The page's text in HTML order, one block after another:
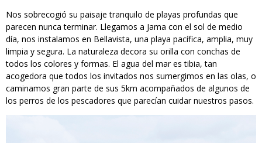
Nos sobrecogió su paisaje tranquilo de playas profundas que
parecen nunca terminar. Llegamos a Jama con el sol de medio
día, nos instalamos en Bellavista, una playa pacífica, amplia, muy
limpia y segura. La naturaleza decora su orilla con conchas de
todos los colores y formas. El agua del mar es tibia, tan
acogedora que todos los invitados nos sumergimos en las olas, o
caminamos gran parte de sus 5km acompañados de algunos de
los perros de los pescadores que parecían cuidar nuestros pasos.